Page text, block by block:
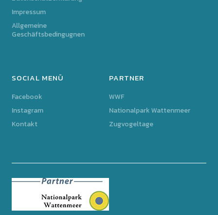
Impressum
Allgemeine
Geschäftsbedingugnen
SOCIAL MENÜ
Facebook
Instagram
Kontakt
PARTNER
WWF
Nationalpark Wattenmeer
Zugvogeltage